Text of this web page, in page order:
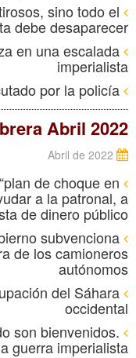
sino todo el
debe desaparecer
en una escalada
imperialista
Abril 2022
de choque en
a la patronal, a
de dinero público
subvenciona
de los camioneros
autónomos
del Sáhara
occidental
son bienvenidos.
guerra imperialista!